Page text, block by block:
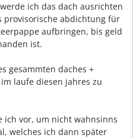
ich das dach ausrichten
provisorische abdichtung für
aufbringen, bis geld
ist.
gesammten daches +
laufe diesen jahres zu
ich vor, um nicht wahnsinns
welches ich dann später